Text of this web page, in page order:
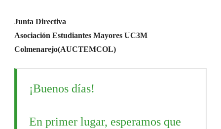
Junta Directiva
Asociación Estudiantes Mayores UC3M
Colmenarejo(AUCTEMCOL)
¡Buenos días!
En primer lugar, esperamos que